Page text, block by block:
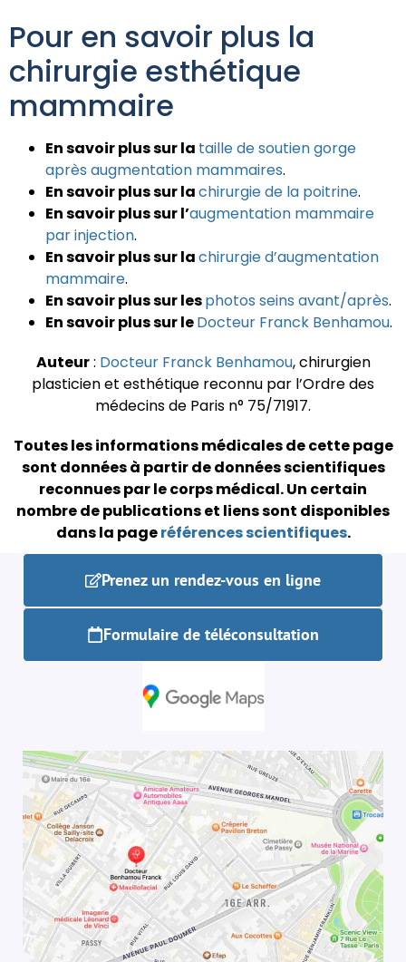
Pour en savoir plus la
chirurgie esthétique
mammaire
En savoir plus sur la taille de soutien gorge
après augmentation mammaires.
En savoir plus sur lachirurgie de la poitrine.
En savoir plus sur l’augmentation mammaire
par injection.
En savoir plus sur lachirurgie d’augmentation
mammaire.
En savoir plus sur lesphotos seins avant/après.
En savoir plus sur leDocteur Franck Benhamou.
Auteur: Docteur Franck Benhamou, chirurgien
plasticien et esthétique reconnu par l’Ordre des
médecins de Paris n° 75/71917.
Toutes les informations médicales de cette page
sont données à partir de données scientifiques
reconnues par le corps médical.Un certain
nombre de publications et liens sont disponibles
dans la pageréférences scientifiques.
Prenez un rendez-vous en ligne
Formulaire de téléconsultation